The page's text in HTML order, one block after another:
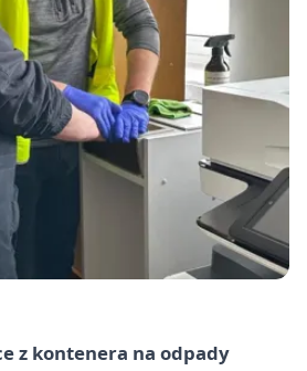
z kontenera na odpady